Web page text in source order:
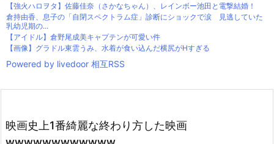
【強火ハロヲタ】佐藤佳奈（さかなちゃん）、レインボー池田と電撃結婚！
倉持由香、息子の「自閉スペクトラム症」診断にショックで涙 見逃していた
乳幼児期の...
【アイドル】倉野尾成美キャプテンが可愛い件
【画像】グラドル東雲うみ、水着が食い込んだ横尻がHすぎる
Powered by livedoor 相互RSS
映画史上1番綺麗な終わり方した映画